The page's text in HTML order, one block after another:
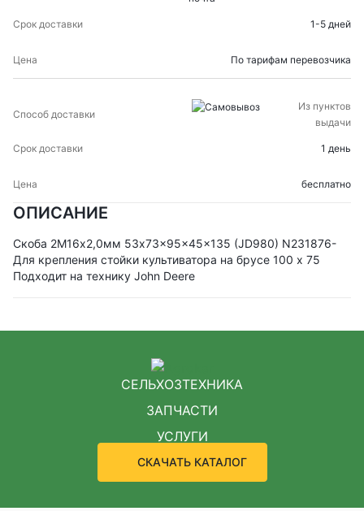
ОПИСАНИЕ
Скоба 2М16х2,0мм 53x73x95x45x135 (JD980) N231876-
Для крепления стойки культиватора на брусе 100 х 75
Подходит на технику John Deere
1-5 дней
По тарифам перевозчика
Из пунктов
выдачи
1 день
бесплатно
СЕЛЬХОЗТЕХНИКА
ЗАПЧАСТИ
УСЛУГИ
СКАЧАТЬ КАТАЛОГ